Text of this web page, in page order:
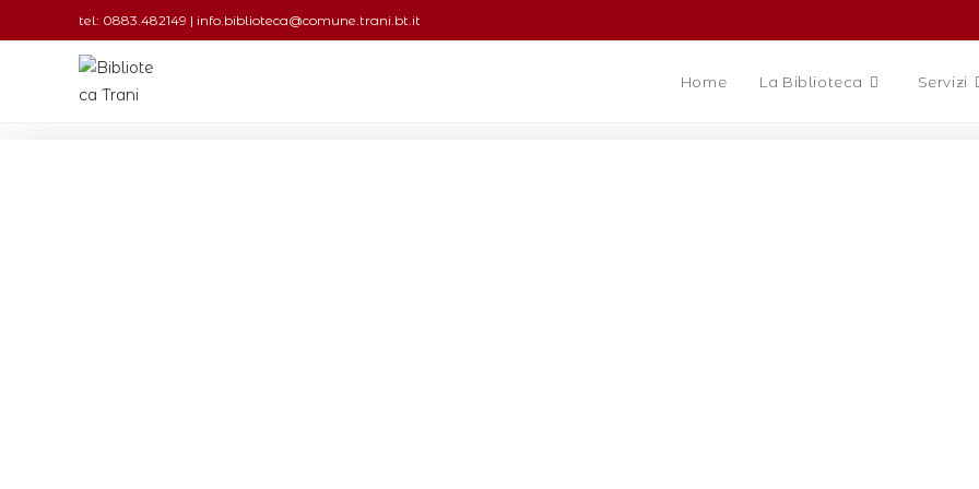
tel: 0883.482149 | info.biblioteca@comune.trani.bt.it
Home La Biblioteca Servizi